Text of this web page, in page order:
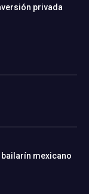
privada
mexicano